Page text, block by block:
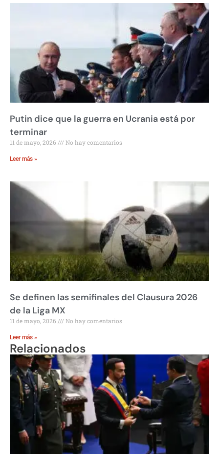
Putin dice que la guerra en Ucrania está por
terminar
11 de mayo, 2026 No hay comentarios
Leer más »
Se definen las semifinales del Clausura 2026
de la Liga MX
11 de mayo, 2026 No hay comentarios
Leer más »
Relacionados